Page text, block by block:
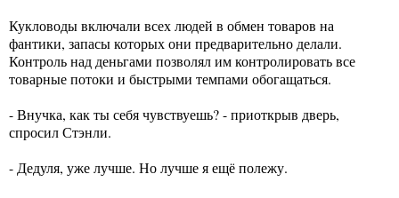
Кукловоды включали всех людей в обмен товаров на
фантики, запасы которых они предварительно делали.
Контроль над деньгами позволял им контролировать все
товарные потоки и быстрыми темпами обогащаться.
- Внучка, как ты себя чувствуешь? - приоткрыв дверь,
спросил Стэнли.
- Дедуля, уже лучше. Но лучше я ещё полежу.